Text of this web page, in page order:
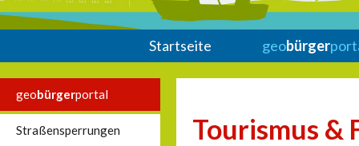
Startseite geobürger
geobürgerportal
Straßensperrungen Tourismus &